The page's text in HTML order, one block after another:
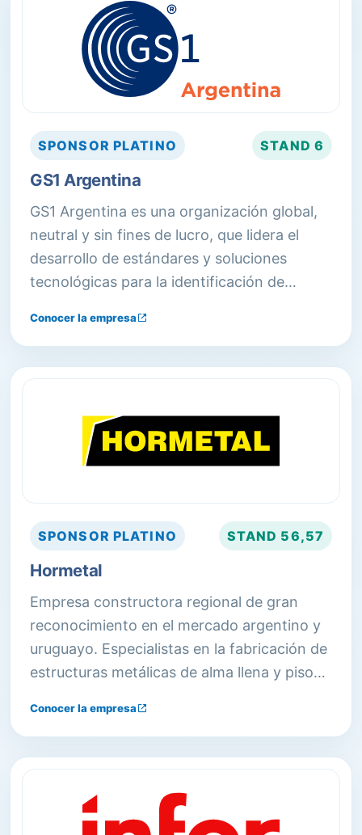
SPONSOR PLATINO STAND 6
GS1 Argentina
GS1 Argentina es una organización global,
neutral y sin fines de lucro, que lidera el
desarrollo de estándares y soluciones
tecnológicas para la identificación de
Conocer la empresa
SPONSOR PLATINO STAND 56,57
Hormetal
Empresa constructora regional de gran
reconocimiento en el mercado argentino y
uruguayo. Especialistas en la fabricación de
estructuras metálicas de alma llena y pisos
logísticos, industrias, agroindustrias y retail.
Conocer la empresa